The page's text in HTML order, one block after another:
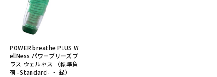
POWER breathe PLUS W
ellNess パワーブリーズプ
ラス ウェルネス （標準負
荷 -Standard- ・ 緑）